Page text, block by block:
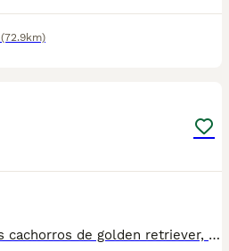
(72.9km)
PRECIO REAL! Excelentes cachorros de golden retriever, padres con mucha calidad y de excelente genética. Se entregan vacunados, desparasitados y con cartilla veterinaria. Se hacen envíos en casa de que fuese necesario.